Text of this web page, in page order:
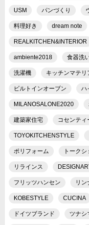
USM パンづくり
料理好き dream note
REALKITCHEN&INTERIOR
ambiente2018 食器洗
洗濯機 キッチンマテリ
ビルトインオーブン ハ
MILANOSALONE2020
建築家住宅 コセンティ
TOYOKITCHENSTYLE
ポリフォーム トークシ
リラインス
フリッツハンセン リン
KOBESTYLE CUCINA
ドイツブランド ツナシ